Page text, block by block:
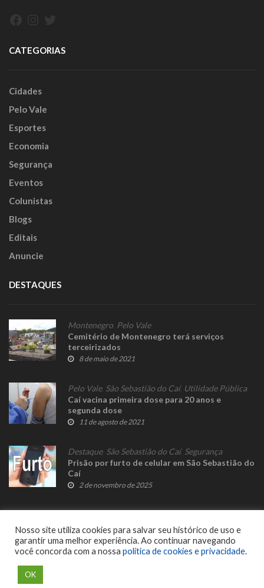
CATEGORIAS
Cidades
Pelo Vale
Esportes
Economia
Segurança
Eventos
Colunistas
Blogs
Editais
Anuncie
DESTAQUES
Montenegro Pelo Vale
Cemitério de Montenegro terá serviços
terceirizados
8 de maio de 2021
Pelo Vale, São Sebastião do Caí, Utilidade Pública
Caí vacina primeira dose para 20 anos e
segunda dose
11 de agosto de 2021
Destaque, São Sebastião do Caí, Segurança
Prisão por furto de celular em São Sebastião do
Caí
2 de novembro de 2025
Nosso site utiliza cookies para salvar seu histórico de uso e
garantir uma melhor experiência. Ao continuar navegando
você concorda com a nossa política de cookies e privacidade.
OK